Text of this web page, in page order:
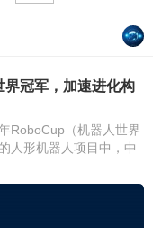
冠军，加速进化构
RoboCup（机器人世界
人形机器人项目中，中